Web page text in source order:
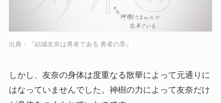
出典：『結城友奈は勇者である 勇者の章』
しかし、友奈の身体は度重なる散華によって元通りに
はなっていませんでした。神樹の力によって友奈だけ